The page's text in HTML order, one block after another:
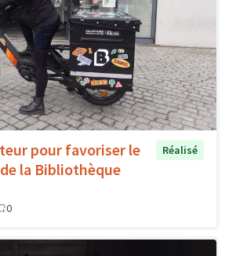
pour favoriser le
la Bibliothèque
Réalisé
0